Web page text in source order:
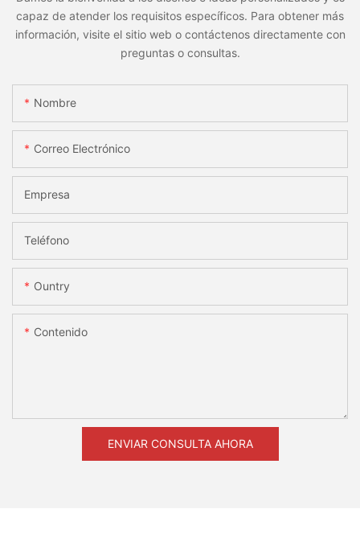
capaz de atender los requisitos específicos. Para obtener más
información, visite el sitio web o contáctenos directamente con
preguntas o consultas.
Nombre
Correo Electrónico
Empresa
Teléfono
Ountry
Contenido
ENVIAR CONSULTA AHORA